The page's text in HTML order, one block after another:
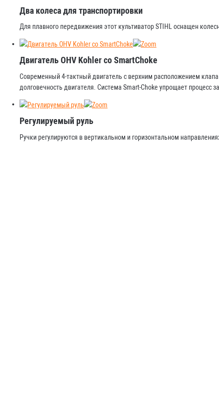
Два колеса для транспортировки
Для плавного передвижения этот культиватор STIHL оснащен
Двигатель OHV Kohler со SmartChoke
Современный 4-тактный двигатель с верхним расположением
долговечность двигателя. Система Smart-Choke упрощает процесс
Регулируемый руль
Ручки регулируются в вертикальном и горизонтальном